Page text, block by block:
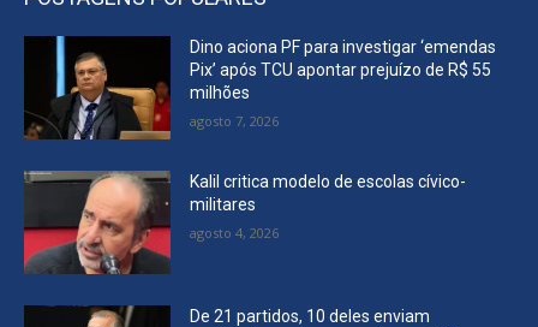
Dino aciona PF para investigar ‘emendas
Pix’ após TCU apontar prejuízo de R$ 55
milhões
agosto 7, 2026
Kalil critica modelo de escolas cívico-
militares
agosto 4, 2026
De 21 partidos, 10 deles enviam